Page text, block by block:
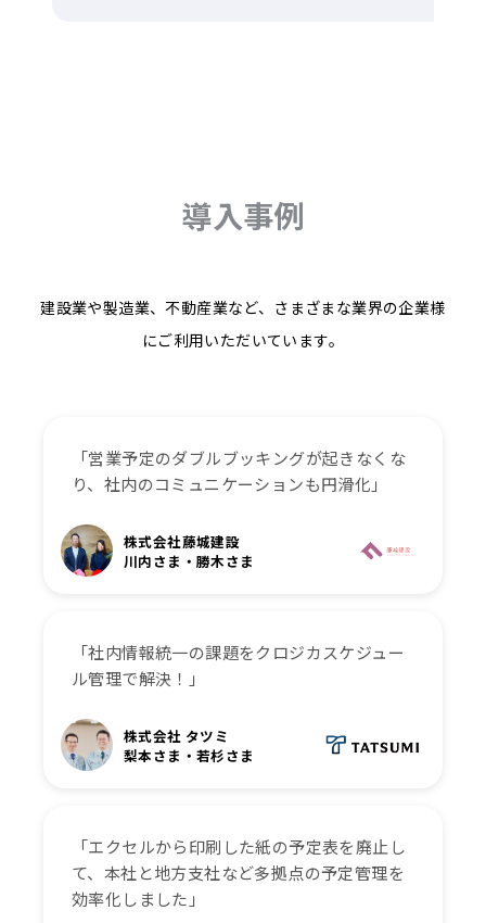
導入事例
建設業や製造業、不動産業など、さまざまな業界の企業様
にご利用いただいています。
「営業予定のダブルブッキングが起きなくな
り、社内のコミュニケーションも円滑化」
株式会社藤城建設
川内さま・勝木さま
「社内情報統一の課題をクロジカスケジュー
ル管理で解決！」
株式会社 タツミ
梨本さま・若杉さま
「エクセルから印刷した紙の予定表を廃止し
て、本社と地方支社など多拠点の予定管理を
効率化しました」